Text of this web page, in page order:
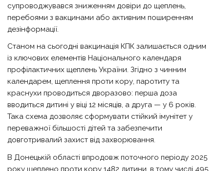
супроводжувався зниженням довіри до щеплень,
перебоями з вакцинами або активним поширенням
дезінформації.
Станом на сьогодні вакцинація КПК залишається одним
із ключових елементів Національного календаря
профілактичних щеплень України. Згідно з чинним
календарем, щеплення проти кору, паротиту та
краснухи проводиться дворазово: перша доза
вводиться дитині у віці 12 місяців, а друга — у 6 років.
Така схема дозволяє сформувати стійкий імунітет у
переважної більшості дітей та забезпечити
довготривалий захист від захворювання.
В Донецькій області впродовж поточного періоду 2025
року щеплено проти кору 1482 дитини, в тому числі 495